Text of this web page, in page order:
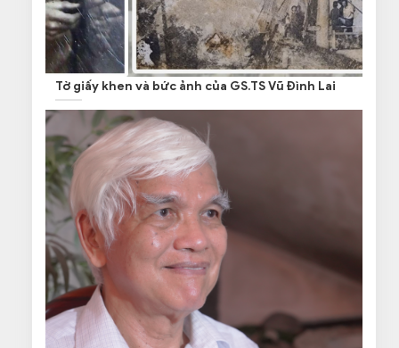
Tờ giấy khen và bức ảnh của GS.TS Vũ Đình Lai